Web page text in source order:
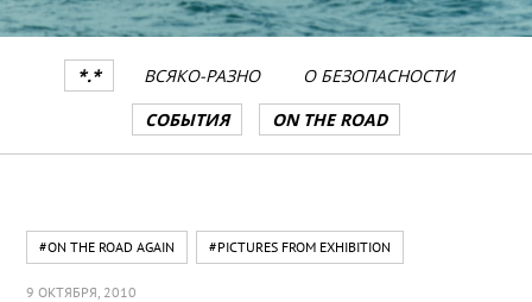
*.* ВСЯКО-РАЗНО
О БЕЗОПАСНОСТИ
СОБЫТИЯ
ON THE ROAD
#ON THE ROAD AGAIN #PICTURES FROM EXHIBITION
9 ОКТЯБРЯ, 2010